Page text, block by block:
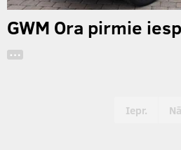
GWM Ora pirmie
…
Iepr.